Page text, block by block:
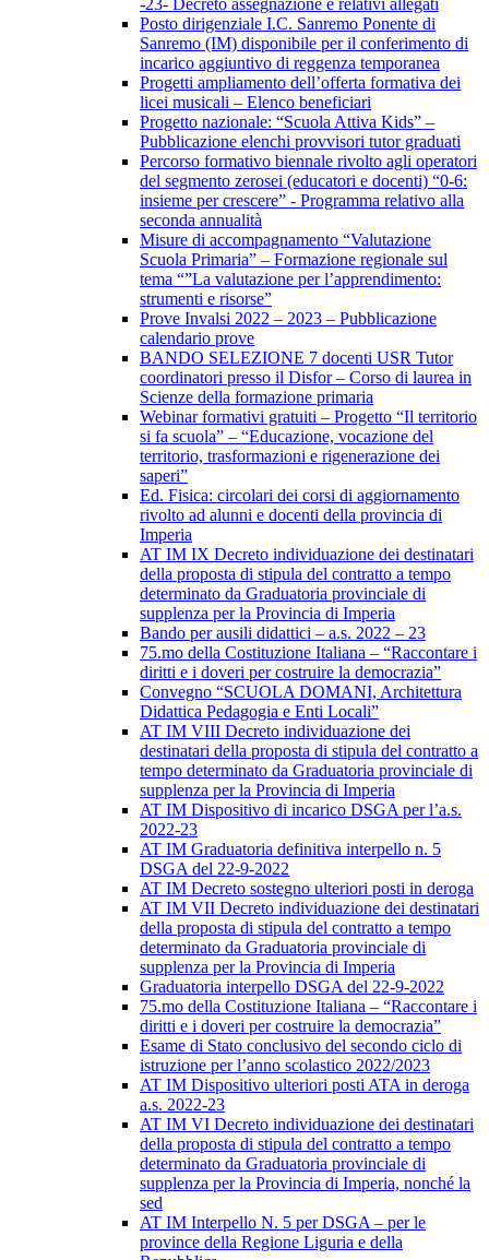
-23- Decreto assegnazione e relativi allegati
Posto dirigenziale I.C. Sanremo Ponente di
Sanremo (IM) disponibile per il conferimento di
incarico aggiuntivo di reggenza temporanea
Progetti ampliamento dell’offerta formativa dei
licei musicali – Elenco beneficiari
Progetto nazionale: “Scuola Attiva Kids” –
Pubblicazione elenchi provvisori tutor graduati
Percorso formativo biennale rivolto agli operatori
del segmento zerosei (educatori e docenti) “0-6:
insieme per crescere” - Programma relativo alla
seconda annualità
Misure di accompagnamento “Valutazione
Scuola Primaria” – Formazione regionale sul
tema “”La valutazione per l’apprendimento:
strumenti e risorse”
Prove Invalsi 2022 – 2023 – Pubblicazione
calendario prove
BANDO SELEZIONE 7 docenti USR Tutor
coordinatori presso il Disfor – Corso di laurea in
Scienze della formazione primaria
Webinar formativi gratuiti – Progetto “Il territorio
si fa scuola” – “Educazione, vocazione del
territorio, trasformazioni e rigenerazione dei
saperi”
Ed. Fisica: circolari dei corsi di aggiornamento
rivolto ad alunni e docenti della provincia di
Imperia
AT IM IX Decreto individuazione dei destinatari
della proposta di stipula del contratto a tempo
determinato da Graduatoria provinciale di
supplenza per la Provincia di Imperia
Bando per ausili didattici – a.s. 2022 – 23
75.mo della Costituzione Italiana – “Raccontare i
diritti e i doveri per costruire la democrazia”
Convegno “SCUOLA DOMANI, Architettura
Didattica Pedagogia e Enti Locali”
AT IM VIII Decreto individuazione dei
destinatari della proposta di stipula del contratto a
tempo determinato da Graduatoria provinciale di
supplenza per la Provincia di Imperia
AT IM Dispositivo di incarico DSGA per l’a.s.
2022-23
AT IM Graduatoria definitiva interpello n. 5
DSGA del 22-9-2022
AT IM Decreto sostegno ulteriori posti in deroga
AT IM VII Decreto individuazione dei destinatari
della proposta di stipula del contratto a tempo
determinato da Graduatoria provinciale di
supplenza per la Provincia di Imperia
Graduatoria interpello DSGA del 22-9-2022
75.mo della Costituzione Italiana – “Raccontare i
diritti e i doveri per costruire la democrazia”
Esame di Stato conclusivo del secondo ciclo di
istruzione per l’anno scolastico 2022/2023
AT IM Dispositivo ulteriori posti ATA in deroga
a.s. 2022-23
AT IM VI Decreto individuazione dei destinatari
della proposta di stipula del contratto a tempo
determinato da Graduatoria provinciale di
supplenza per la Provincia di Imperia, nonché la
sed
AT IM Interpello N. 5 per DSGA – per le
province della Regione Liguria e della